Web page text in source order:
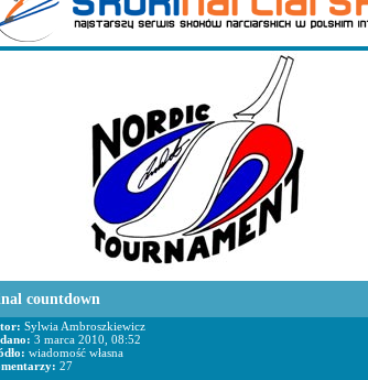
countdown
Sylwia Ambroszkiewicz
3 marca 2010, 08:52
wiadomość własna
27